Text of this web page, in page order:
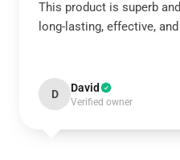
This product is superb
long-lasting, effective,
D David
Verified owner